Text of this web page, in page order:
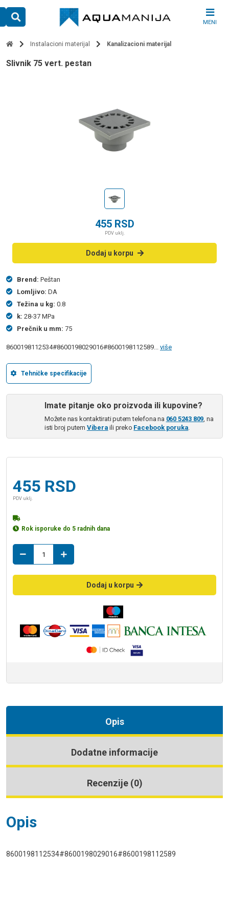
content
MENI
Instalacioni materijal Kanalizacioni materijal
slivnik 75 vert. pestan
455 RSD
PDV uklj.
Dodaj u korpu
Brend: Peštan
Lomljivo: DA
Težina u kg: 0.8
k: 28-37 MPa
Prečnik u mm: 75
8600198112534#8600198029016#8600198112589... više
Tehničke specifikacije
Imate pitanje oko proizvoda ili kupovine?
Možete nas kontaktirati putem telefona na 060 5243 809, na
isti broj putem Vibera ili preko Facebook poruka.
455 RSD
PDV uklj.
Rok isporuke do 5 radnih dana
75
vert.
količina
Dodaj u korpu
Opis
Dodatne informacije
Recenzije (0)
Opis
8600198112534#8600198029016#8600198112589